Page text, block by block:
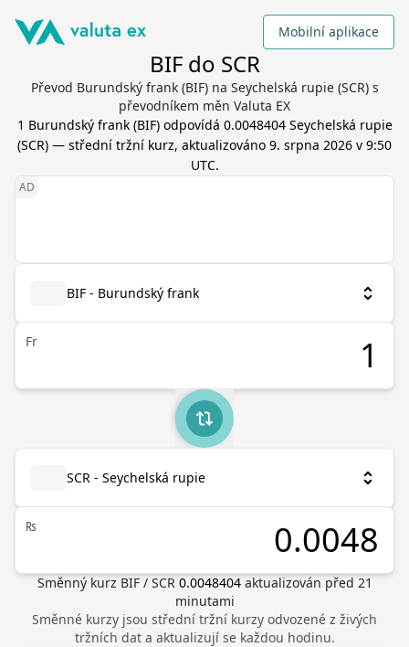
Mobilní aplikace
BIF do SCR
Převod Burundský frank (BIF) na Seychelská rupie (SCR) s
převodníkem měn Valuta EX
1 Burundský frank(BIF) odpovídá 0.0048404 Seychelská rupie
(SCR) — střední tržní kurz, aktualizováno 9. srpna 2026 v 9:50
UTC.
BIF - Burundský frank
Fr
SCR - Seychelská rupie
₨
Směnný kurz BIF/ SCR 0.0048404 aktualizován před 21
minutami
Směnné kurzy jsou střední tržní kurzy odvozené z živých
tržních dat a aktualizují se každou hodinu.